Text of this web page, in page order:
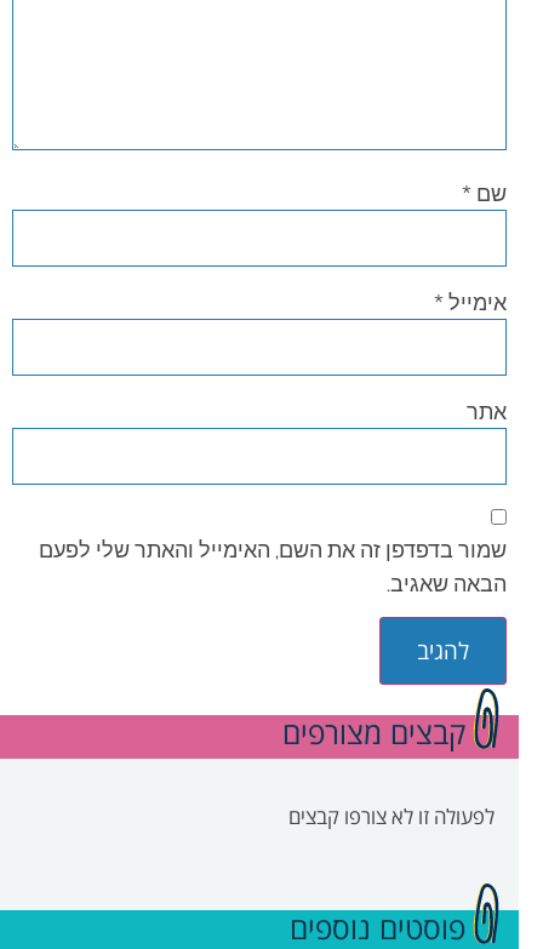
שם *
אימייל *
אתר
שמור בדפדפן זה את השם, האימייל והאתר שלי לפעם
הבאה שאגיב.
קבצים מצורפים
לפעולה זו לא צורפו קבצים
פוסטים נוספים